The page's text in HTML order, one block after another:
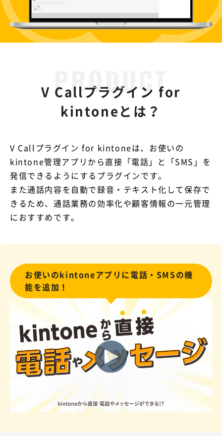
V Callプラグイン for
kintoneとは？
V Callプラグイン for kintoneは、お使いの
kintone管理アプリから直接「電話」と「SMS」を
発信できるようにするプラグインです。
また通話内容を自動で録音・テキスト化して保存で
きるため、通話業務の効率化や顧客情報の一元管理
におすすめです。